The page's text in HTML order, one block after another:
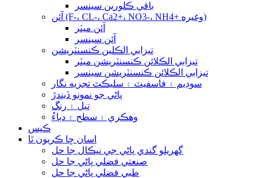
باقي ڪلورين سينسر
آئن (F-، CL-، Ca2+، NO3-، NH4+ وغيره)
آئن ميٽر
آئن سينسر
تيزابي الڪلين ڪنسنٽريشن
تيزابي الڪلائن ڪنسنٽريشن ميٽر
تيزابي الڪلائن ڪنسنٽريشن سينسر
سوڊيم ۽ فاسفيٽ ۽ سليڪٽ تجزيه نگار
پاڻي جو نمونو ڏيندڙ
تيل ۽ رنگ
وهڪري ۽ سطح ۽ دٻاءُ
ڪيس
اسان ڇا ڪريون ٿا
گهريلو گندي پاڻي جي نيڪال جا حل
صنعتي فضلي پاڻي جا حل
طبي فضلي پاڻي جا حل